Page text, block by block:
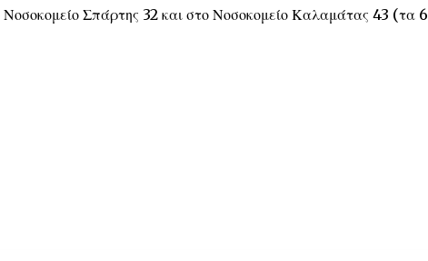
Σπάρτης 32 και στο Νοσοκομείο Καλαμάτας 43 (τα 6